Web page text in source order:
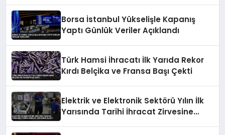
Borsa İstanbul Yükselişle Kapanış
Yaptı Günlük Veriler Açıklandı
Türk Hamsi İhracatı İlk Yarıda Rekor
Kırdı Belçika ve Fransa Başı Çekti
Elektrik ve Elektronik Sektörü Yılın İlk
Yarısında Tarihi İhracat Zirvesine